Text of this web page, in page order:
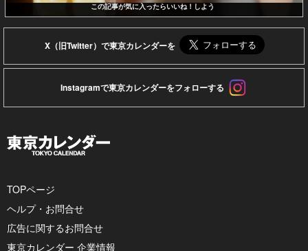
この記事が気に入ったらいいね！しよう
X（旧Twitter）で東京カレンダーを
Instagramで東京カレンダーをフォローする
TOPページ
ヘルプ・お問合せ
広告に関するお問合せ
東京カレンダー 企業情報